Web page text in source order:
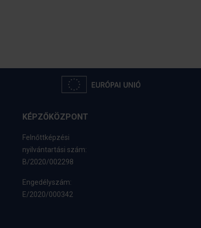
KÉPZŐKÖZPONT
Felnőttképzési
nyilvántartási szám:
B/2020/002298
Engedélyszám:
E/2020/000342